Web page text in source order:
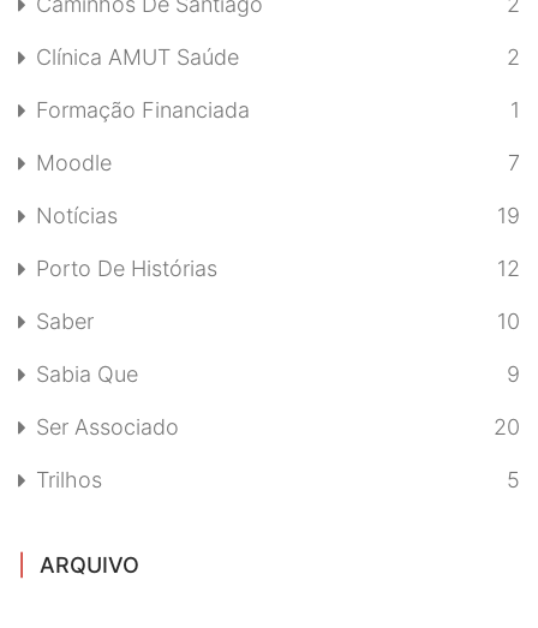
Clínica AMUT Saúde 2
Formação Financiada 1
Moodle 7
Notícias 19
Porto De Histórias 12
Saber 10
Sabia Que 9
Ser Associado 20
Trilhos 5
ARQUIVO